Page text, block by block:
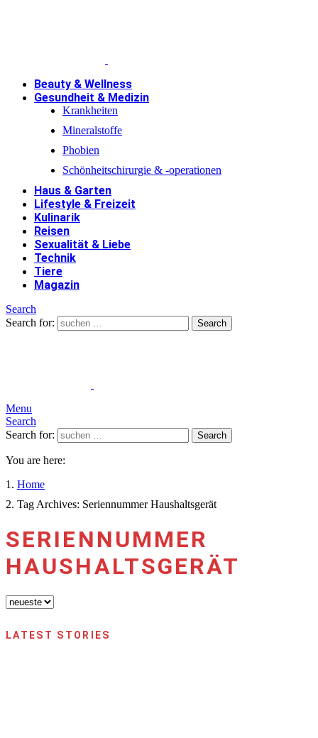
Beauty & Wellness
Gesundheit & Medizin
Krankheiten
Mineralstoffe
Phobien
Schönheitschirurgie & -operationen
Haus & Garten
Lifestyle & Freizeit
Kulinarik
Reisen
Sexualität & Liebe
Technik
Tiere
Magazin
Search
Search for:
Search
Menu
Search
Search for:
Search
You are here:
Home
Tag Archives: Seriennummer Haushaltsgerät
SERIENNUMMER
HAUSHALTSGERÄT
LATEST STORIES